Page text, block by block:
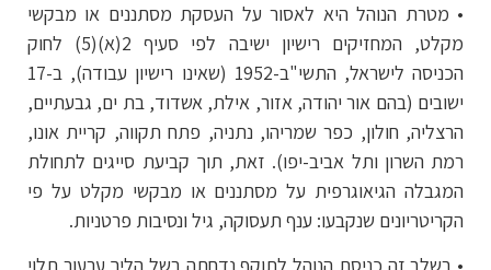
• מטרת הנוהל היא לאסור על העסקת מסתננים או מבקשי
מקלט, המחזיקים רישיון ישיבה לפי סעיף 2(א)(5) לחוק
הכניסה לישראל, התשי"ב-1952 (שאינו רישיון עבודה), ב-17
ישובים (בהם אור יהודה, אזור, אילת, אשדוד, בת ים, גבעתיים,
הרצליה, חולון, כפר שמריהו, נתניה, פתח תקווה, קריית אונו,
רמת השרון ותל אביב-יפו). זאת, תוך קביעת סייגים לתחולת
המגבלה הגיאוגרפית על מסתננים או מבקשי מקלט על פי
הקריטריונים שנקבעו: ענף תעסוקה, גיל ונסיבות פרטניות.